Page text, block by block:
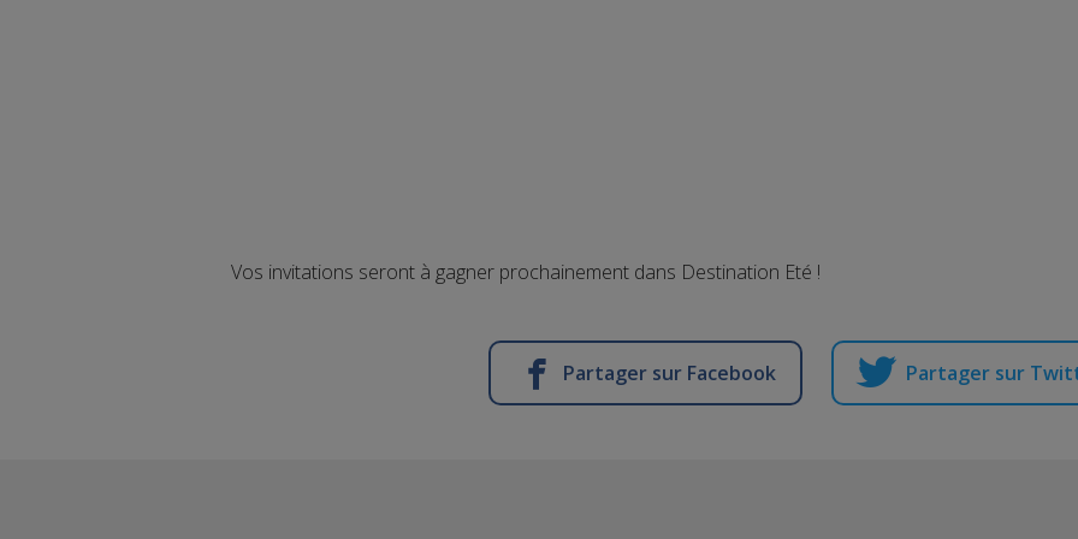
Vos invitations seront à gagner prochainement dans Destination Eté !
Partager sur Facebook Partager sur